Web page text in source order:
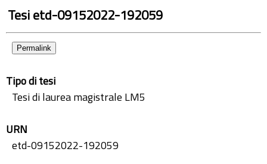
Tesi etd-09152022-192059
Permalink
Tipo di tesi
Tesi di laurea magistrale LM5
URN
etd-09152022-192059